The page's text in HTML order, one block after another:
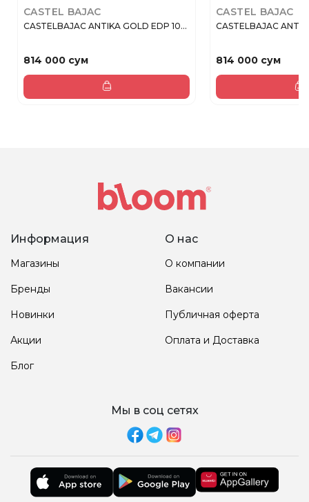
CASTEL BAJAC
CASTELBAJAC ANTIKA GOLD EDP 10...
814 000 сум
CASTEL BAJAC
CASTELBAJAC
814 000 сум
Информация
Магазины
Бренды
Новинки
Акции
Блог
О нас
О компании
Вакансии
Публичная оферта
Оплата и Доставка
Мы в соц сетях